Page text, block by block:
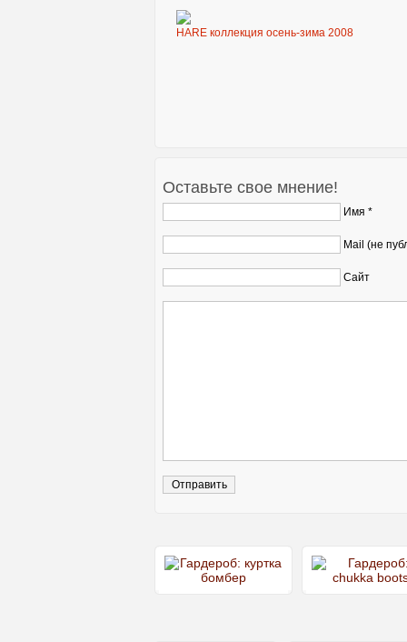
HARE коллекция осень-зима 2008
Оставьте свое мнение!
Имя *
Mail (не
Сайт